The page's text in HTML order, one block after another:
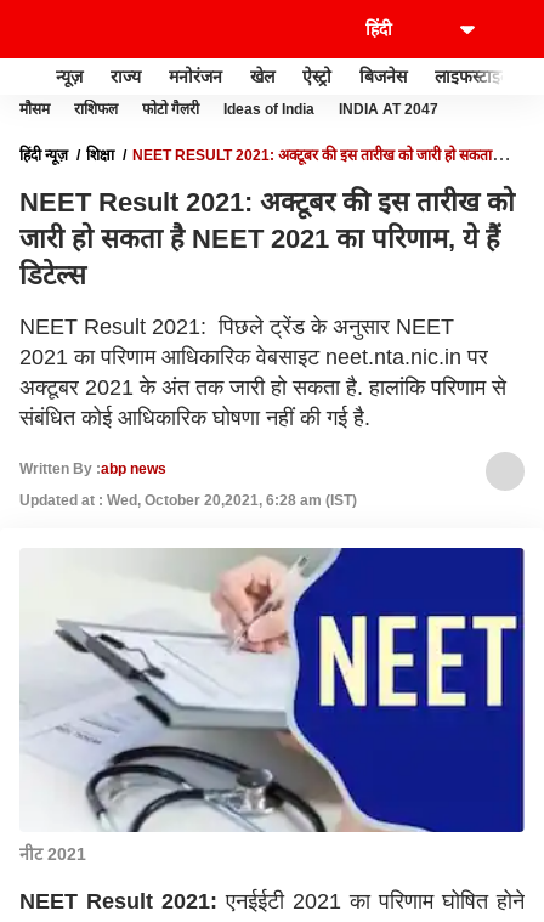
न्यूज़ राज्य मनोरंजन खेल ऐस्ट्रो बिजनेस लाइफस्टाइल
मौसम राशिफल फोटो गैलरी Ideas of India INDIA AT 2047
हिंदी न्यूज़ शिक्षा
NEET RESULT 2021: अक्टूबर की इस तारीख को जारी हो सकता
NEET Result 2021: अक्टूबर की इस तारीख को
जारी हो सकता है NEET 2021 का परिणाम, ये हैं
डिटेल्स
NEET Result 2021: पिछले ट्रेंड के अनुसार NEET
2021 का परिणाम आधिकारिक वेबसाइट neet.nta.nic.in पर
अक्टूबर 2021 के अंत तक जारी हो सकता है. हालांकि परिणाम से
संबंधित कोई आधिकारिक घोषणा नहीं की गई है.
Written By :abp news
Updated at : Wed, October 20,2021, 6:28 am (IST)
नीट 2021
NEET Result 2021: एनईईटी 2021 का परिणाम घोषित होने